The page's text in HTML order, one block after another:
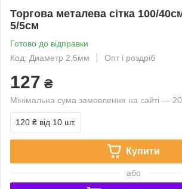
Торгова металева сітка 100/
5/5см
Готово до відправки
Код: Диаметр 2,5мм
Опт і роздріб
127 ₴
Мінімальна сума замовлення на сайті —
120 ₴ від 10 шт.
Купити
або